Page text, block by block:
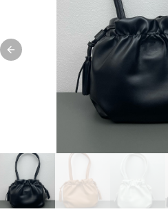
Previous slide